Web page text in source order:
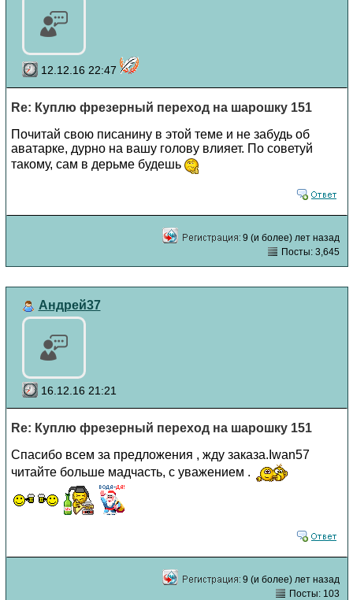
12.12.16 22:47
Re: Куплю фрезерный переход на шарошку 151
Почитай свою писанину в этой теме и не забудь об
аватарке, дурно на вашу голову влияет. По советуй
такому, сам в дерьме будешь
9 (и более) лет назад
Посты: 3,645
Андрей37
16.12.16 21:21
Re: Куплю фрезерный переход на шарошку 151
Спасибо всем за предложения , жду заказа.Iwan57
читайте больше мадчасть, с уважением .
9 (и более) лет назад
Посты: 103